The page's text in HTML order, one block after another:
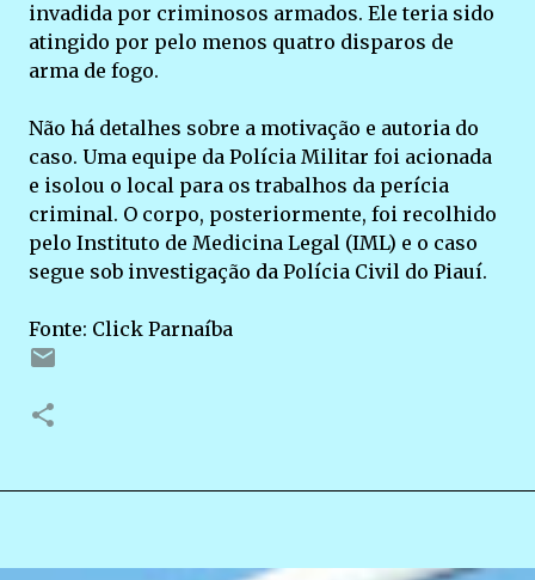
invadida por criminosos armados. Ele teria sido
atingido por pelo menos quatro disparos de
arma de fogo.
Não há detalhes sobre a motivação e autoria do
caso. Uma equipe da Polícia Militar foi acionada
e isolou o local para os trabalhos da perícia
criminal. O corpo, posteriormente, foi recolhido
pelo Instituto de Medicina Legal (IML) e o caso
segue sob investigação da Polícia Civil do Piauí.
Fonte: Click Parnaíba